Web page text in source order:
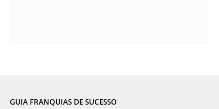
GUIA FRANQUIAS DE SUCESSO